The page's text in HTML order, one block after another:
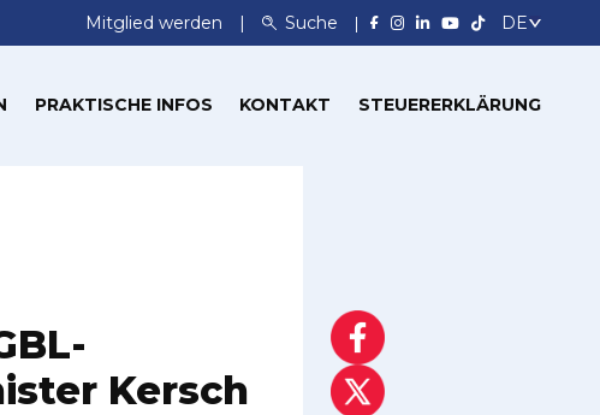
Mitglied werden Suche
PRAKTISCHE INFOS KONTAKT STEUERERKLÄRUNG
Kersch